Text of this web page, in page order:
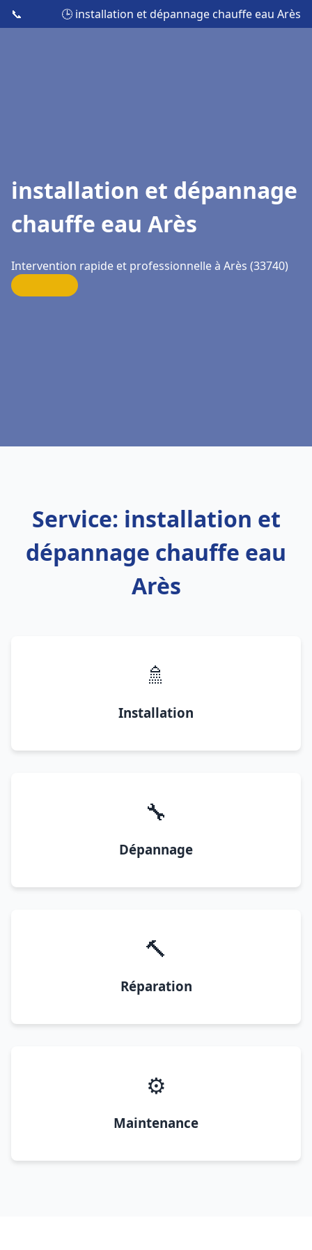
📞 🕒 installation et dépannage chauffe eau Arès
installation et dépannage
chauffe eau Arès
Intervention rapide et professionnelle à Arès (33740)
Service: installation et
dépannage chauffe eau
Arès
🚿
Installation
🔧
Dépannage
🔨
Réparation
⚙️
Maintenance